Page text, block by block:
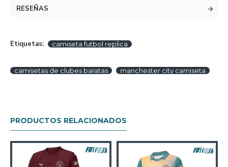
RESEÑAS
Etiquetas: camiseta futbol replica
camisetas de clubes baratas manchester city camiseta
PRODUCTOS RELACIONADOS